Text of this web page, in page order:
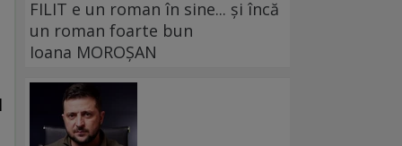
FILIT e un roman în sine... și încă
un roman foarte bun
Ioana MOROȘAN